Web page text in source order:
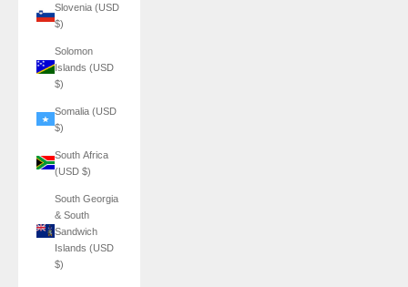
Slovenia (USD
$)
Solomon
Islands (USD
$)
Somalia (USD
$)
South Africa
(USD $)
South Georgia
& South
Sandwich
Islands (USD
$)